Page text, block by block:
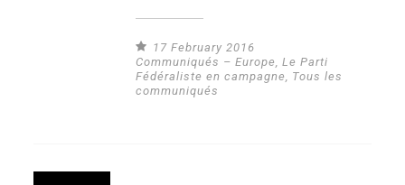
17 February 2016
Communiqués – Europe ,Le Parti
Fédéraliste en campagne
Tous les
communiqués